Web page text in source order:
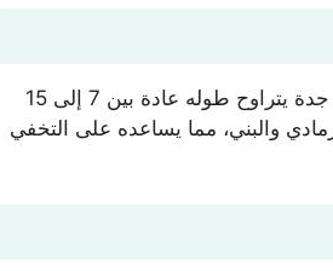
يختلف حجم الوزغ باختلاف النوع والعمر. الوزغ المنزلي الشائع في جدة يتراوح طوله عادة بين 7 إلى 15
والبني، مما يساعده على التخفي